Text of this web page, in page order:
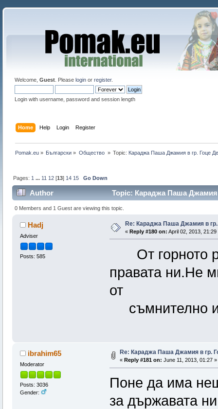
Welcome, Guest. Please loginor register.
Login with username, password and session length
Home Help Login Register
Pomak.eu » Български » Общество » Topic: Караджа Паша Джамия в гр. Гоце
Pages: 1 ... 11 12 [13] 14 15 Go Down
Author Topic: Караджа Паша Джамия
0 Members and 1 Guest are viewing this topic.
Hadj
Adviser
Posts: 585
Re: Караджа Паша Джамия в
« Reply #180 on: April 02, 2013, 21:29
От горното
правата ни.Не
от
съмнително
ibrahim65
Moderator
Posts: 3036
Gender:
Re: Караджа Паша Джамия в гр.
« Reply #181 on: June 11, 2013, 01:27 »
Поне да има
за държавата